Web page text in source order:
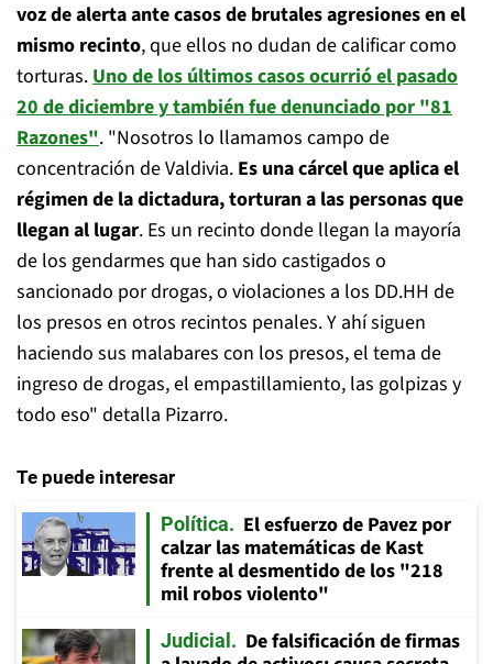
voz de alerta ante casos de brutales agresiones en el
mismo recinto, que ellos no dudan de calificar como
torturas.Uno de los últimos casos ocurrió el pasado
20 de diciembre y también fue denunciado por "81
Razones". "Nosotros lo llamamos campo de
concentración de Valdivia. Es una cárcel que aplica el
régimen de la dictadura, torturan a las personas que
llegan al lugar. Es un recinto donde llegan la mayoría
de los gendarmes que han sido castigados o
sancionado por drogas, o violaciones a los DD.HH de
los presos en otros recintos penales. Y ahí siguen
haciendo sus malabares con los presos, el tema de
ingreso de drogas, el empastillamiento, las golpizas y
todo eso" detalla Pizarro.
Te puede interesar
Política
El esfuerzo de Pavez por
calzar las matemáticas de Kast
frente al desmentido de los "218
mil robos violento"
Judicial
De falsificación de firmas